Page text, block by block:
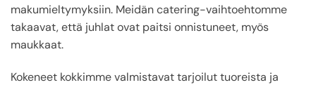
makumieltymyksiin. Meidän catering-vaihtoehtomme
takaavat, että juhlat ovat paitsi onnistuneet, myös
maukkaat.
Kokeneet kokkimme valmistavat tarjoilut tuoreista ja